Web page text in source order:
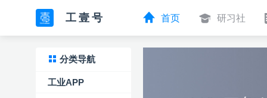
工壹号 首页 研习社
分类导航
工业APP